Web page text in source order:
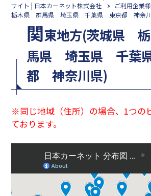
サイト | 日本カーネット株式会社
ご利用企業様
栃木県 群馬県 埼玉県 千葉県 東京都 神奈
関東地方(茨城県
馬県 埼玉県 千葉
都 神奈川県)
※同じ地域（住所）の場合、1つの
ております。